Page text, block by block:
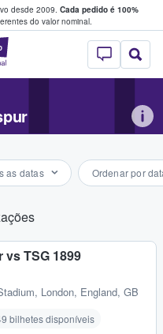
desde 2009. Cada pedido é 100%
do valor nominal.
StubHub – onde
bilhetes
as datas Ordenar por
TSG 1899
, London, England, GB
bilhetes disponíveis